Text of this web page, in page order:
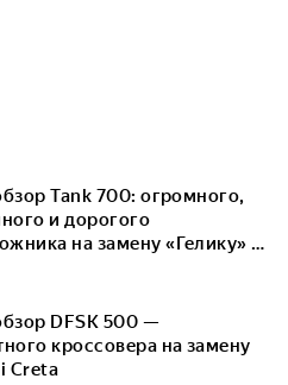
Tank 700: огромного,
и дорогого
на замену «Гелику» и
DFSK 500 —
кроссовера на замену
Creta